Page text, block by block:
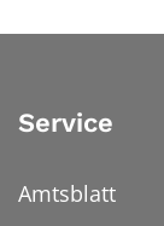
Service
Amtsblatt